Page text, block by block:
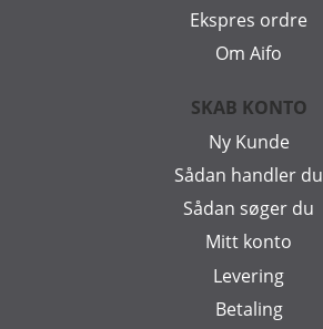
Ekspres ordre
Om Aifo
SKAB KONTO
Ny Kunde
Sådan handler du
Sådan søger du
Mitt konto
Levering
Betaling